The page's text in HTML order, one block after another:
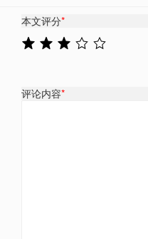
本文评分*
评论内容*